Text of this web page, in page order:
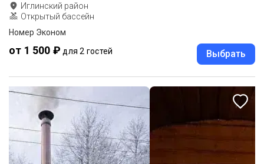
Иглинский район
Открытый бассейн
Номер Эконом
от 1 500 ₽ для 2 гостей Выбрать